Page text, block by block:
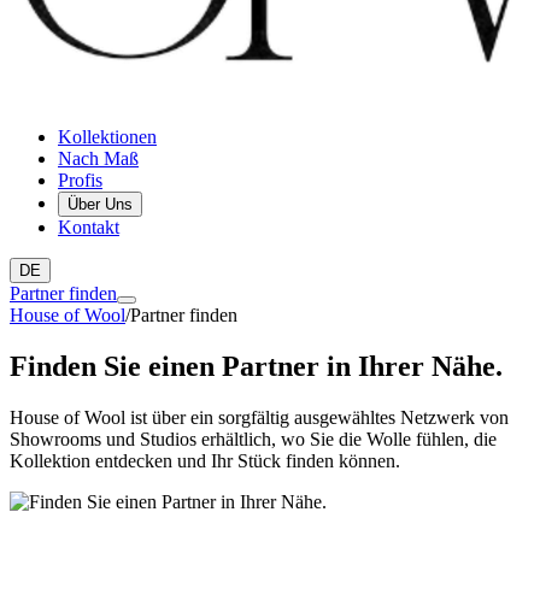
Kollektionen
Nach Maß
Profis
Über Uns
Kontakt
DE
Partner finden
House of Wool/Partner finden
Finden Sie einen Partner in Ihrer Nähe.
House of Wool ist über ein sorgfältig ausgewähltes Netzwerk von
Showrooms und Studios erhältlich, wo Sie die Wolle fühlen, die
Kollektion entdecken und Ihr Stück finden können.